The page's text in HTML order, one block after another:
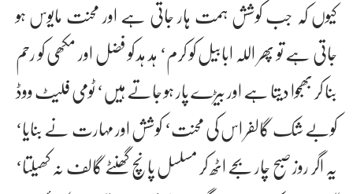
کیوں کہ جب کوشش ہمت ہار جاتی ہے اور محنت مایوس ہو
جاتی ہے تو پھر اللہ ابابیل کو کرم‘ ہد ہد کو فضل اور مکھی کو رحم
بنا کر بھجوا دیتا ہے اور بیڑے پار ہو جاتے ہیں‘ ٹومی فلیٹ ووڈ
کوبے شک گالفر اس کی محنت‘ کوشش اور مہارت نے بنایا‘
یہ اگر روز صبح چار بجے اٹھ کر مسلسل پانچ گھنٹے گالف نہ کھیلتا‘